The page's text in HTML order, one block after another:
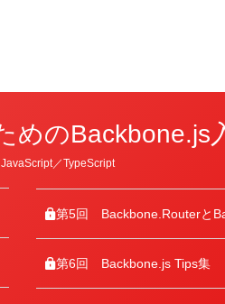
めのBackbone.js
JavaScript／TypeScript
第5回 Backbone.Routerと
第6回 Backbone.js Tips集